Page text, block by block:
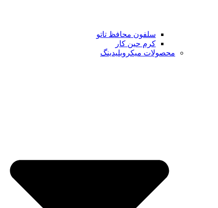
سلفون محافظ تاتو
کرم حین کار
محصولات میکروبلیدینگ